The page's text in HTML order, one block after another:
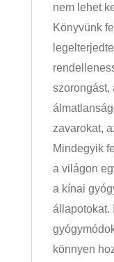
nem lehet
Könyvünk
szorongást,
zavarokat,
Mindegyik
a világon
a kínai
állapotokat.
könnyen